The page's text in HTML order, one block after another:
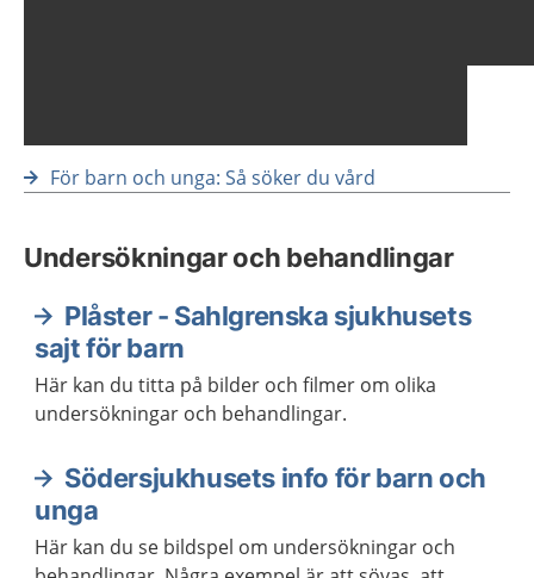
För barn och unga: Så söker du vård
Undersökningar och behandlingar
Plåster - Sahlgrenska sjukhusets
sajt för barn
Här kan du titta på bilder och filmer om olika
undersökningar och behandlingar.
Södersjukhusets info för barn och
unga
Här kan du se bildspel om undersökningar och